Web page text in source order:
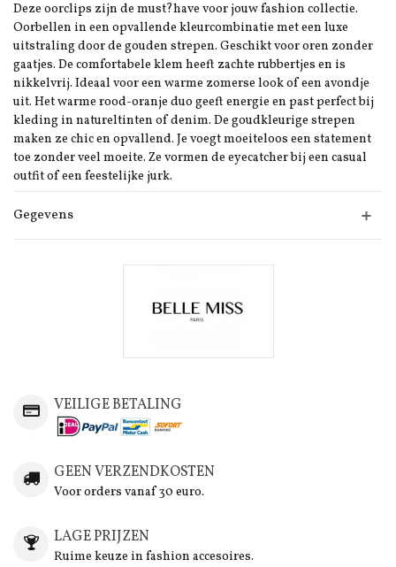
Deze oorclips zijn de must?have voor jouw fashion collectie.
Oorbellen in een opvallende kleurcombinatie met een luxe
uitstraling door de gouden strepen. Geschikt voor oren zonder
gaatjes. De comfortabele klem heeft zachte rubbertjes en is
nikkelvrij. Ideaal voor een warme zomerse look of een avondje
uit. Het warme rood-oranje duo geeft energie en past perfect bij
kleding in natureltinten of denim. De goudkleurige strepen
maken ze chic en opvallend. Je voegt moeiteloos een statement
toe zonder veel moeite. Ze vormen de eyecatcher bij een casual
outfit of een feestelijke jurk.
Gegevens
VEILIGE BETALING
GEEN VERZENDKOSTEN
Voor orders vanaf 30 euro.
LAGE PRIJZEN
Ruime keuze in fashion accesoires.